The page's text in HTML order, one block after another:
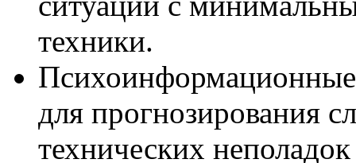
техники.
для прогнозирования
технических